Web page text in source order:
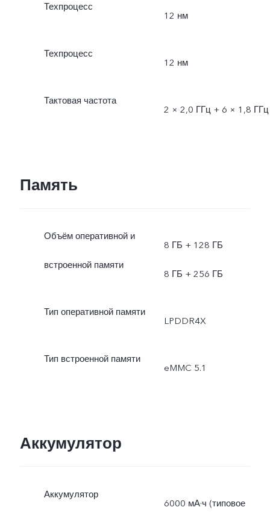
Техпроцесс
12 нм
Техпроцесс
12 нм
Тактовая частота
2 × 2,0 ГГц + 6 × 1,8 ГГц
Память
Объём оперативной и
встроенной памяти
8 ГБ + 128 ГБ
8 ГБ + 256 ГБ
Тип оперативной памяти
LPDDR4X
Тип встроенной памяти
eMMC 5.1
Аккумулятор
Аккумулятор
6000 мА·ч (типовое